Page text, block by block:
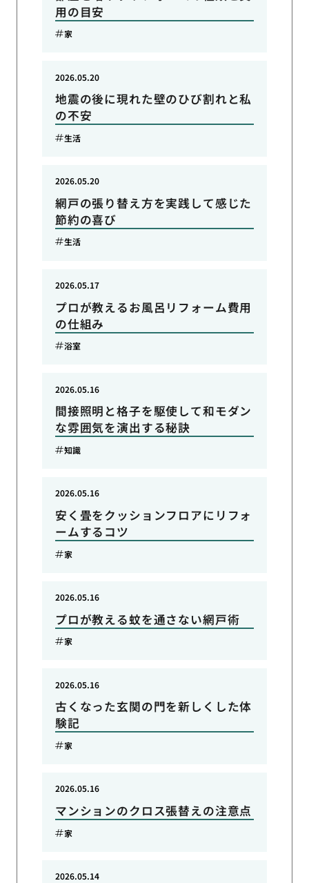
用の目安
家
地震の後に現れた壁のひび割れと私
の不安
2026.05.20
生活
網戸の張り替え方を実践して感じた
節約の喜び
2026.05.20
生活
プロが教えるお風呂リフォーム費用
の仕組み
2026.05.17
浴室
間接照明と格子を駆使して和モダン
な雰囲気を演出する秘訣
2026.05.16
知識
安く畳をクッションフロアにリフォ
ームするコツ
2026.05.16
家
プロが教える蚊を通さない網戸術
2026.05.16
家
古くなった玄関の門を新しくした体
験記
2026.05.16
家
マンションのクロス張替えの注意点
2026.05.16
家
2026.05.14